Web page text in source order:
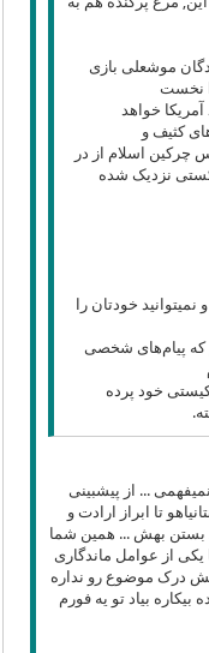
موشعلی بازی
نخست
خواهد
کثیف و
چرکین اسلام از در
نزدیک شده
خودتان را
که پیام‌های شخصی
خود پرده
... از پیشبینی
تا ابراز ارادت و
بستن بهش ... همین شما
از عوامل ماندگاری
درک موضوع رو نداره
بیاد تو یه فورم